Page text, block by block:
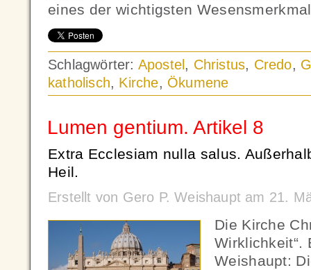
eines der wichtigsten
Schlagwörter: Apostel , Christus, Credo,
katholisch, Kirche, Ökumene
Lumen gentium. Artikel 8
Extra Ecclesiam nulla salus.
Heil.
Erstellt von Gero P. Weishaupt am 21.
Die Kirche
Wirklichkeit“.
Weishaupt: